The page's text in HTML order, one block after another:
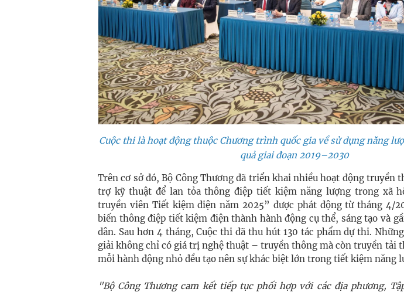
Cuộc thi là hoạt động thuộc Chương trình quốc gia về sử dụng năng
quả giai đoạn 2019–2030
Trên cơ sở đó, Bộ Công Thương đã triển khai nhiều hoạt động truyền
trợ kỹ thuật để lan tỏa thông điệp tiết kiệm năng lượng trong xã
truyền viên Tiết kiệm điện năm 2025” được phát động từ tháng 4/
biến thông điệp tiết kiệm điện thành hành động cụ thể, sáng tạo và
dân. Sau hơn 4 tháng, Cuộc thi đã thu hút 130 tác phẩm dự thi.
giải không chỉ có giá trị nghệ thuật – truyền thông mà còn truyền tải
mỗi hành động nhỏ đều tạo nên sự khác biệt lớn trong tiết kiệm năng
"Bộ Công Thương cam kết tiếp tục phối hợp với các địa phương,